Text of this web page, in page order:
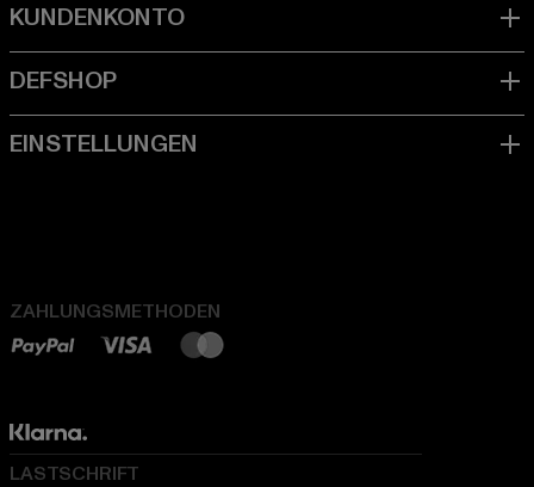
ZAHLUNGSMETHODEN
LASTSCHRIFT